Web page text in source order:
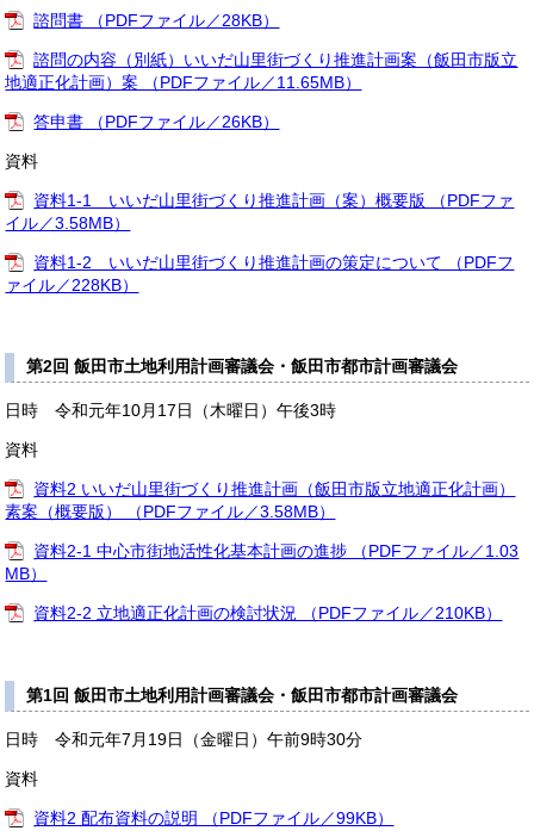
諮問書 （PDFファイル／28KB）
諮問の内容（別紙）いいだ山里街づくり推進計画案（飯田市版立
地適正化計画）案 （PDFファイル／11.65MB）
答申書 （PDFファイル／26KB）
資料
資料1-1 いいだ山里街づくり推進計画（案）概要版 （PDFファ
イル／3.58MB）
資料1-2 いいだ山里街づくり推進計画の策定について （PDFフ
ァイル／228KB）
第2回 飯田市土地利用計画審議会・飯田市都市計画審議会
日時 令和元年10月17日（木曜日）午後3時
資料
資料2 いいだ山里街づくり推進計画（飯田市版立地適正化計画）
素案（概要版） （PDFファイル／3.58MB）
資料2-1 中心市街地活性化基本計画の進捗 （PDFファイル／1.03
MB）
資料2-2 立地適正化計画の検討状況 （PDFファイル／210KB）
第1回 飯田市土地利用計画審議会・飯田市都市計画審議会
日時 令和元年7月19日（金曜日）午前9時30分
資料
資料2 配布資料の説明 （PDFファイル／99KB）